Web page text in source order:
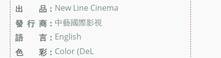
出 品： New Line Cinema
發 行 商： 中藝國際影視
語 言： English
色 彩： Color (DeL